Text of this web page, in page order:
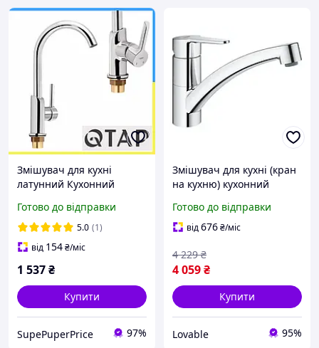
Змішувач для кухні
латунний Кухонний
одноважільний латунь
Кухонні змішувачі латунь
Готово до відправки
5.0 (1)
від 154₴/міс
1 537₴
Купити
SupePuperPrice 97%
Змішувач для кухні (кран
на кухню) кухонний
BauEco латунь
поворотний Хром
Готово до відправки
від676₴/міс
4 059₴
4 229 ₴
Купити
Lovable 95%